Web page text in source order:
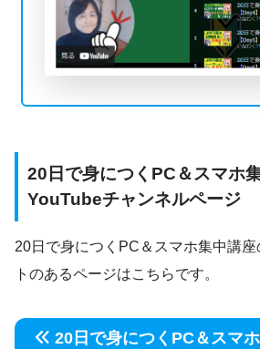
20日で身につくPC＆スマホ
YouTubeチャンネルページ
20日で身につくPC＆スマホ集中講
トのあるページはこちらです。
20日で身につくPC＆スマ